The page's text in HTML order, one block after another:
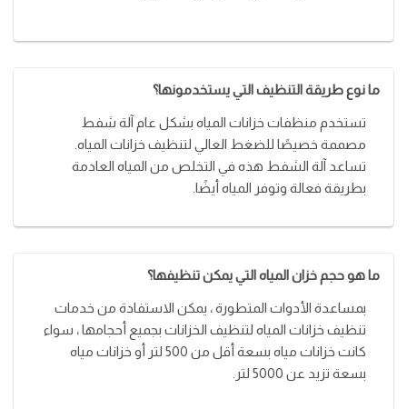
ما نوع طريقة التنظيف التي يستخدمونها؟
تستخدم منظفات خزانات المياه بشكل عام آلة شفط
مصممة خصيصًا للضغط العالي لتنظيف خزانات المياه.
تساعد آلة الشفط هذه في التخلص من المياه العادمة
بطريقة فعالة وتوفر المياه أيضًا.
ما هو حجم خزان المياه التي يمكن تنظيفها؟
بمساعدة الأدوات المتطورة ، يمكن الاستفادة من خدمات
تنظيف خزانات المياه لتنظيف الخزانات بجميع أحجامها ، سواء
كانت خزانات مياه بسعة أقل من 500 لتر أو خزانات مياه
بسعة تزيد عن 5000 لتر.